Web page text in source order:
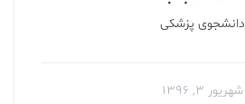
دانشجوی پزشکی
شهریور ۳, ۱۳۹۶